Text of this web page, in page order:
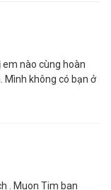
em nào cùng hoàn
Mình không có bạn ở
. Muon Tim ban